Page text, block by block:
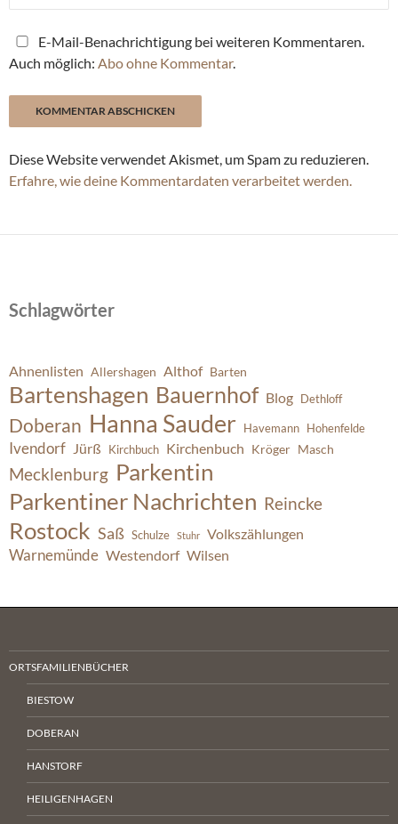
E-Mail-Benachrichtigung bei weiteren Kommentaren.
Auch möglich: Abo ohne Kommentar.
Diese Website verwendet Akismet, um Spam zu reduzieren.
Erfahre, wie deine Kommentardaten verarbeitet werden.
Schlagwörter
Ahnenlisten Allershagen Althof Barten
Bartenshagen Bauernhof Blog Dethloff
Doberan Hanna Sauder Havemann Hohenfelde
Ivendorf Jürß Kirchbuch Kirchenbuch Kröger Masch
Mecklenburg Parkentin
Parkentiner Nachrichten Reincke
Rostock Saß Schulze Stuhr Volkszählungen
Warnemünde Westendorf Wilsen
ORTSFAMILIENBÜCHER
BIESTOW
DOBERAN
HANSTORF
HEILIGENHAGEN